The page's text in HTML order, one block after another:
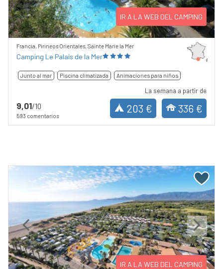
IR A LA WEB DEL CAMPING
Francia, Pirineos Orientales, Sainte Marie la Mer
Camping Le Palais de la Mer
Junto al mar Piscina climatizada Animaciones para niños
9,01/10
593 comentarios
La semana a partir de
203 € 336 €
Previous Next
IR A LA WEB DEL CAMPING